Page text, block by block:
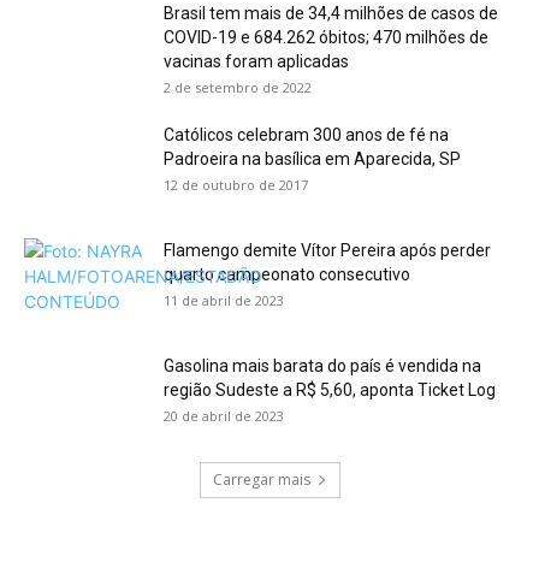
Brasil tem mais de 34,4 milhões de casos de
COVID-19 e 684.262 óbitos; 470 milhões de
vacinas foram aplicadas
2 de setembro de 2022
Católicos celebram 300 anos de fé na
Padroeira na basílica em Aparecida, SP
12 de outubro de 2017
Flamengo demite Vítor Pereira após perder
quarto campeonato consecutivo
11 de abril de 2023
Gasolina mais barata do país é vendida na
região Sudeste a R$ 5,60, aponta Ticket Log
20 de abril de 2023
Carregar mais